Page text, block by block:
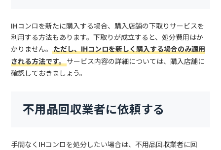
IHコンロを新たに購入する場合、購入店舗の下取りサービスを
利用する方法もあります。下取りが成立すると、処分費用はか
かりません。ただし、IHコンロを新しく購入する場合のみ適用
される方法です。サービス内容の詳細については、購入店舗に
確認しておきましょう。
不用品回収業者に依頼する
手間なくIHコンロを処分したい場合は、不用品回収業者に回